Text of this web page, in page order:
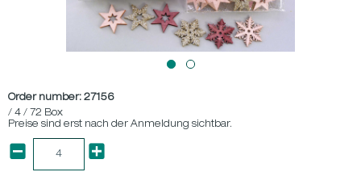
Order number: 27156
/ 4 / 72 Box
Preise sind erst nach der Anmeldung sichtbar.